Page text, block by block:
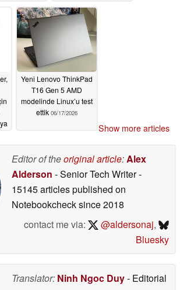
06/17/2026
Yeni Lenovo ThinkPad
T16 Gen 5 AMD
modelinde Linux’u test
ettik 06/17/2026
Show more articles
Editor of theoriginal article:Alex
Alderson - Senior Tech Writer-
15145 articles published on
Notebookchecksince 2018
contact me via:
@aldersonaj,
Bluesky
Translator: Ninh Ngoc Duy- Editorial